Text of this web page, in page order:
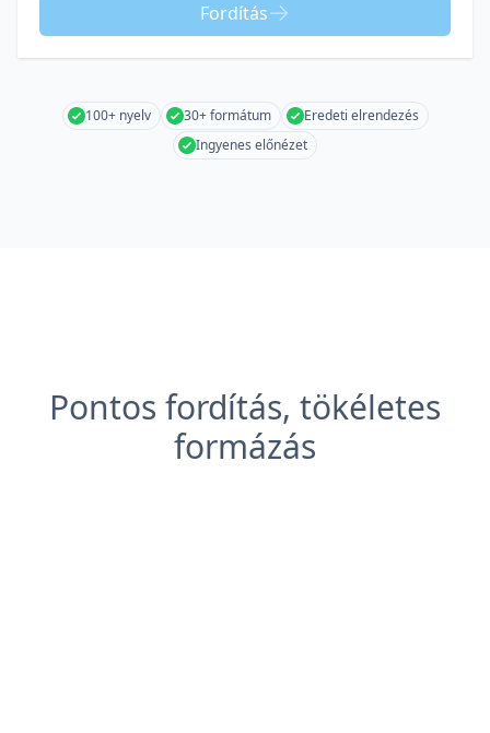
Fordítás
100+ nyelv 30+ formátum
Eredeti elrendezés
Ingyenes előnézet
Pontos fordítás, tökéletes
formázás